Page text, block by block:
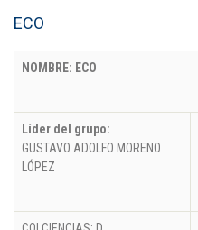
ECO
NOMBRE: ECO
Líder del grupo:
GUSTAVO ADOLFO MORENO
LÓPEZ